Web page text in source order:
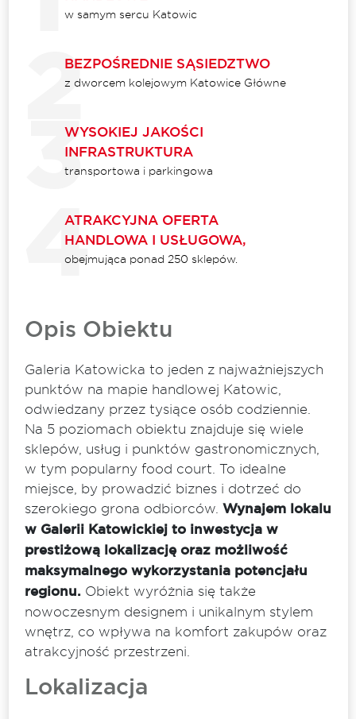
w samym sercu Katowic
BEZPOŚREDNIE SĄSIEDZTWO
z dworcem kolejowym Katowice Główne
WYSOKIEJ JAKOŚCI
INFRASTRUKTURA
transportowa i parkingowa
ATRAKCYJNA OFERTA
HANDLOWA I USŁUGOWA,
obejmująca ponad 250 sklepów.
Opis Obiektu
Galeria Katowicka to jeden z najważniejszych
punktów na mapie handlowej Katowic,
odwiedzany przez tysiące osób codziennie.
Na 5 poziomach obiektu znajduje się wiele
sklepów, usług i punktów gastronomicznych,
w tym popularny food court. To idealne
miejsce, by prowadzić biznes i dotrzeć do
szerokiego grona odbiorców. Wynajem lokalu
w Galerii Katowickiej to inwestycja w
prestiżową lokalizację oraz możliwość
maksymalnego wykorzystania potencjału
regionu.Obiekt wyróżnia się także
nowoczesnym designem i unikalnym stylem
wnętrz, co wpływa na komfort zakupów oraz
atrakcyjność przestrzeni.
Lokalizacja